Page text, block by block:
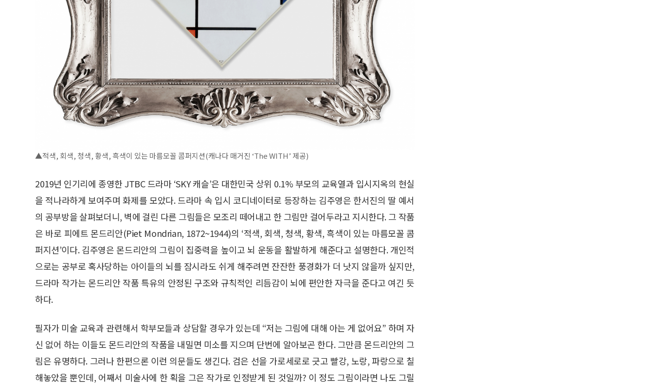
▲적색, 회색, 청색, 황색, 흑색이 있는 마름모꼴 콤퍼지션(캐나다 매거진 ‘The WITH’ 제공)
2019년 인기리에 종영한 JTBC 드라마 ‘SKY 캐슬’은 대한민국 상위 0.1% 부모의 교육열과 입시지옥의 현실
을 적나라하게 보여주며 화제를 모았다. 드라마 속 입시 코디네이터로 등장하는 김주영은 한서진의 딸 예서
의 공부방을 살펴보더니, 벽에 걸린 다른 그림들은 모조리 떼어내고 한 그림만 걸어두라고 지시한다. 그 작품
은 바로 피에트 몬드리안(Piet Mondrian, 1872~1944)의 ‘적색, 회색, 청색, 황색, 흑색이 있는 마름모꼴 콤
퍼지션’이다. 김주영은 몬드리안의 그림이 집중력을 높이고 뇌 운동을 활발하게 해준다고 설명한다. 개인적
으로는 공부로 혹사당하는 아이들의 뇌를 잠시라도 쉬게 해주려면 잔잔한 풍경화가 더 낫지 않을까 싶지만,
드라마 작가는 몬드리안 작품 특유의 안정된 구조와 규칙적인 리듬감이 뇌에 편안한 자극을 준다고 여긴 듯
하다.
필자가 미술 교육과 관련해서 학부모들과 상담할 경우가 있는데 “저는 그림에 대해 아는 게 없어요” 하며 자
신 없어 하는 이들도 몬드리안의 작품을 내밀면 미소를 지으며 단번에 알아보곤 한다. 그만큼 몬드리안의 그
림은 유명하다. 그러나 한편으론 이런 의문들도 생긴다. 검은 선을 가로세로로 긋고 빨강, 노랑, 파랑으로 칠
해놓았을 뿐인데, 어째서 미술사에 한 획을 그은 작가로 인정받게 된 것일까? 이 정도 그림이라면 나도 그릴